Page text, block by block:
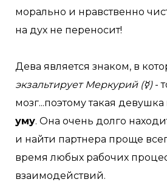
морально и нравственно
на дух не переносит!
Дева является знаком, в
экзальтирует Меркурий (☿)-
мозг...поэтому такая девушка
уму. Она очень долго
и найти партнера проще
время любых рабочих
взаимодействий.